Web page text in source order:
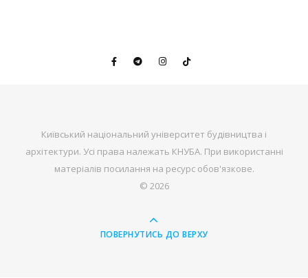
Київський національний університет будівництва і
архітектури. Усі права належать КНУБА. При використанні
матеріалів посилання на ресурс обов'язкове.
© 2026
ПОВЕРНУТИСЬ ДО ВЕРХУ